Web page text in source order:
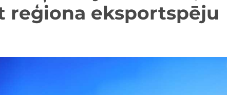
reģiona eksportspēju